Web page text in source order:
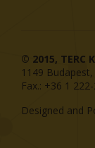
© 2015, TERC
1149 Budapest,
Fax.: +36 1
Designed and